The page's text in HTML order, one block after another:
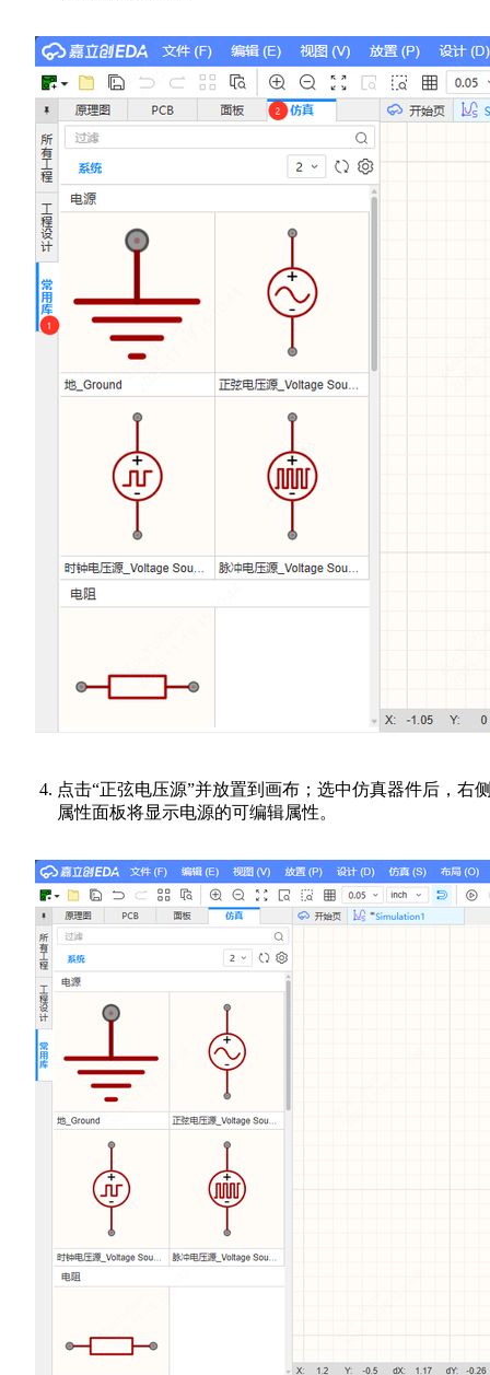
点击“正弦电压源”并放置到画布；选中仿真器件后，右
属性面板将显示电源的可编辑属性。